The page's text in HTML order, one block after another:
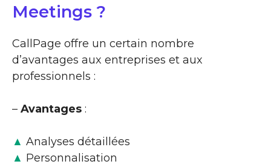
Meetings ?
CallPage offre un certain nombre
d’avantages aux entreprises et aux
professionnels :
– Avantages :
▲ Analyses détaillées
▲ Personnalisation